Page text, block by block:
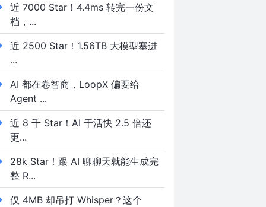
近 7000 Star！4.4ms 转完一份文
档，...
近 2500 Star！1.56TB 大模型塞进
...
AI 都在卷智商，LoopX 偏要给
Agent ...
近 8 千 Star！AI 干活快 2.5 倍还
更...
28k Star！跟 AI 聊聊天就能生成完
整 R...
仅 4MB 却吊打 Whisper？这个